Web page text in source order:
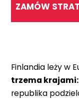
ZAMÓW
Finlandia leży w
trzema krajami:
republika